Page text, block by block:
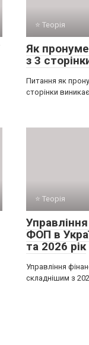
⭐ Теорія
Як
з 3
Питання як
сторінки
⭐ Теорія
ФОП в
та 2026 рік
Управління
складнішим з